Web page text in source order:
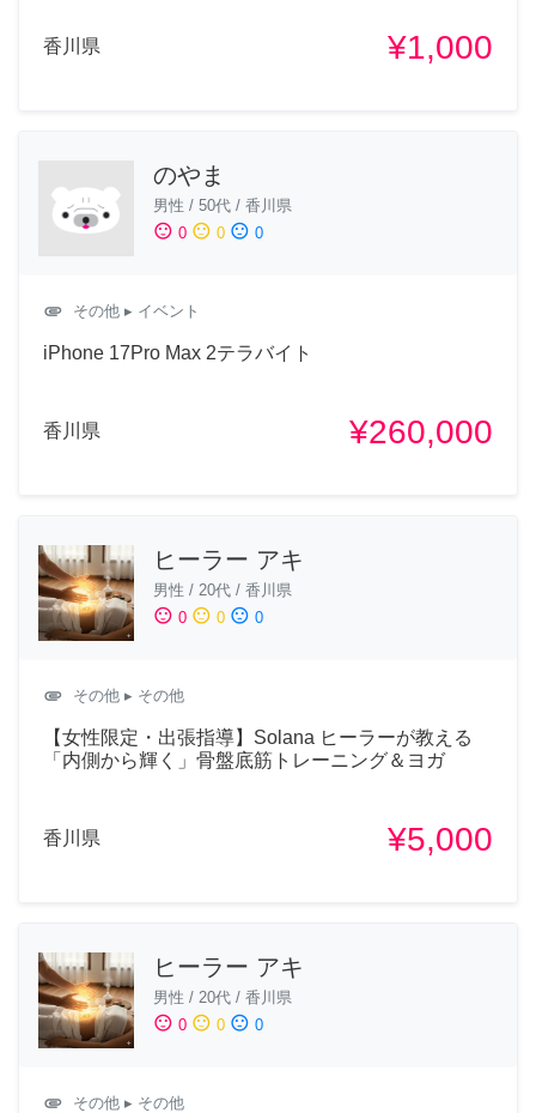
香川県 ¥1,000
のやま
男性 / 50代 / 香川県
sentiment_satisfied 0 sentiment_neutral 0 sentiment_dissatisfied 0
attachment その他 ▸ イベント
iPhone 17Pro Max 2テラバイト
香川県 ¥260,000
ヒーラー アキ
男性 / 20代 / 香川県
sentiment_satisfied 0 sentiment_neutral 0 sentiment_dissatisfied 0
attachment その他 ▸ その他
​【女性限定・出張指導】Solana ヒーラーが教える
「内側から輝く」骨盤底筋トレーニング＆ヨガ
香川県 ¥5,000
ヒーラー アキ
男性 / 20代 / 香川県
sentiment_satisfied 0 sentiment_neutral 0 sentiment_dissatisfied 0
attachment その他 ▸ その他